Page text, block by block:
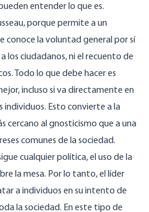
entender lo que es.
porque permite a un
conoce la voluntad general por sí
los ciudadanos, ni el recuento de
Todo lo que debe hacer es
incluso si va directamente en
individuos. Esto convierte a la
cercano al gnosticismo que a una
comunes de la sociedad.
cualquier política, el uso de la
la mesa. Por lo tanto, el líder
a individuos en su intento de
la sociedad. En este tipo de